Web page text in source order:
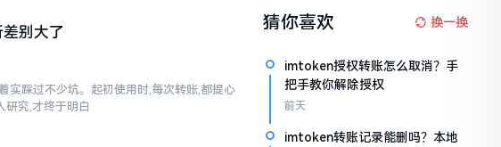
别大了
实踩过不少坑。起初使用时,每次转账,都提心
研究,才终于明白
猜你喜欢 换一换
imtoken授权转账怎么取消？手
把手教你解除授权
前天
imtoken转账记录能删吗？本地